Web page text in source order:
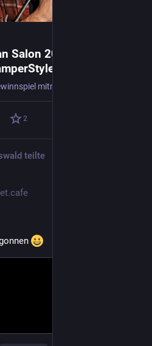
Salon 2026 Tickets +
2
teilte